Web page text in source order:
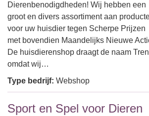
Dierenbenodigdheden! Wij hebben een
groot en divers assortiment aan
voor uw huisdier tegen Scherpe Prijzen
met bovendien Maandelijks Nieuwe
De huisdierenshop draagt de naam
omdat wij…
Type bedrijf: Webshop
Sport en Spel voor Dieren